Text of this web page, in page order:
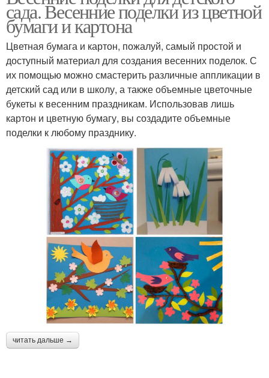
сада. Весенние поделки из цветной
бумаги и картона
Цветная бумага и картон, пожалуй, самый простой и
доступный материал для создания весенних поделок. С
их помощью можно смастерить различные аппликации в
детский сад или в школу, а также объемные цветочные
букеты к весенним праздникам. Использовав лишь
картон и цветную бумагу, вы создадите объемные
поделки к любому празднику.
читать дальше →